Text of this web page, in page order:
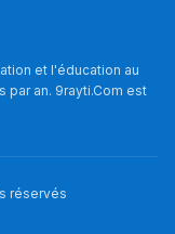
باش تقدر
يلقاو
et l'éducation au
par an. 9rayti.Com est
réservés